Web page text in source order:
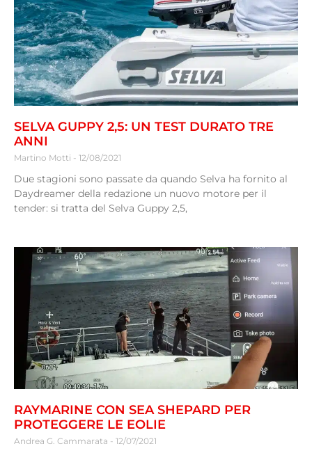
SELVA GUPPY 2,5: UN TEST DURATO TRE
ANNI
Martino Motti 12/08/2021
Due stagioni sono passate da quando Selva ha fornito al
Daydreamer della redazione un nuovo motore per il
tender: si tratta del Selva Guppy 2,5,
RAYMARINE CON SEA SHEPARD PER
PROTEGGERE LE EOLIE
Andrea G. Cammarata 12/07/2021